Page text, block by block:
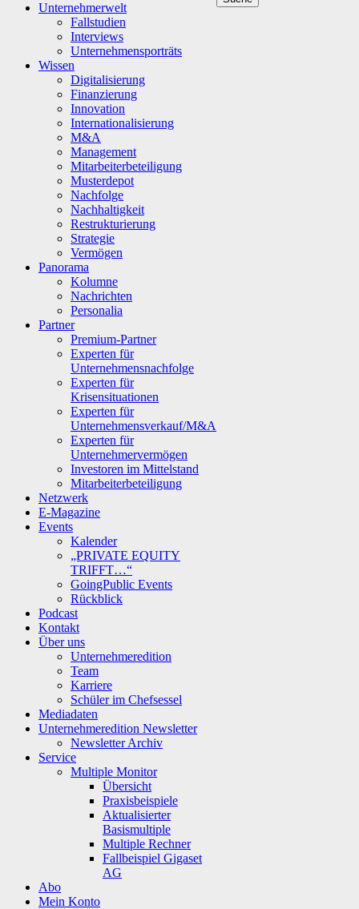
Unternehmerwelt
Fallstudien
Interviews
Unternehmensporträts
Wissen
Digitalisierung
Finanzierung
Innovation
Internationalisierung
M&A
Management
Mitarbeiterbeteiligung
Musterdepot
Nachfolge
Nachhaltigkeit
Restrukturierung
Strategie
Vermögen
Panorama
Kolumne
Nachrichten
Personalia
Partner
Premium-Partner
Experten für
Unternehmensnachfolge
Experten für
Krisensituationen
Experten für
Unternehmensverkauf/M&A
Experten für
Unternehmervermögen
Investoren im Mittelstand
Mitarbeiterbeteiligung
Netzwerk
E-Magazine
Events
Kalender
„PRIVATE EQUITY
TRIFFT…“
GoingPublic Events
Rückblick
Podcast
Kontakt
Über uns
Unternehmeredition
Team
Karriere
Schüler im Chefsessel
Mediadaten
Unternehmeredition Newsletter
Newsletter Archiv
Service
Multiple Monitor
Übersicht
Praxisbeispiele
Aktualisierter
Basismultiple
Multiple Rechner
Fallbeispiel Gigaset
AG
Abo
Mein Konto